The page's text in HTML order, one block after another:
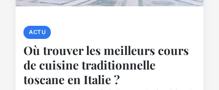
ACTU
Où trouver les meilleurs cours
de cuisine traditionnelle
toscane en Italie ?